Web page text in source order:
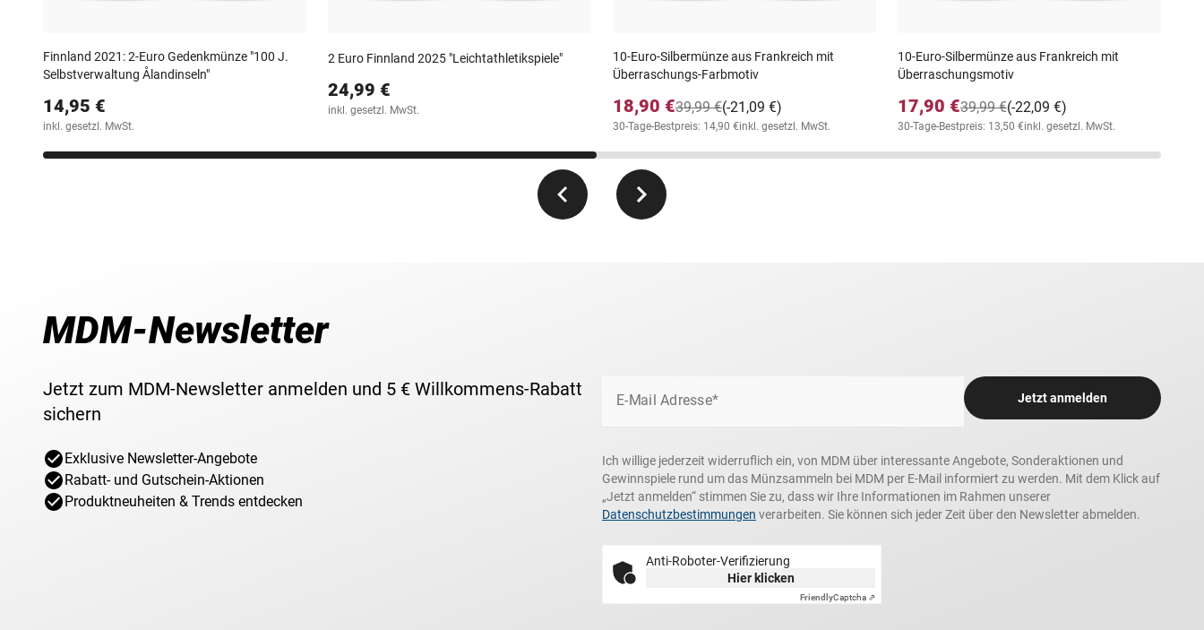
Finnland 2021: 2-Euro Gedenkmünze "100 J.
Selbstverwaltung Ålandinseln"
14,95 €
inkl. gesetzl. MwSt.
2 Euro Finnland 2025 "Leichtathletikspiele"
24,99 €
inkl. gesetzl. MwSt.
10-Euro-Silbermünze aus Frankreich mit
Überraschungs-Farbmotiv
18,90 € (-21,09 €)
39,99 €
30-Tage-Bestpreis: 14,90 €inkl. gesetzl. MwSt.
10-Euro-Silbermünze aus Frankreich mit
Überraschungsmotiv
17,90 € (-22,09 €)
39,99 €
30-Tage-Bestpreis: 13,50 €inkl. gesetzl. MwSt.
MDM-Newsletter
Jetzt zum MDM-Newsletter anmelden und 5 € Willkommens-Rabatt
sichern
Exklusive Newsletter-Angebote
Rabatt- und Gutschein-Aktionen
Produktneuheiten & Trends entdecken
E-Mail Adresse* Jetzt anmelden
Ich willige jederzeit widerruflich ein, von MDM über interessante Angebote, Sonderaktionen und
Gewinnspiele rund um das Münzsammeln bei MDM per E-Mail informiert zu werden. Mit dem Klick auf
„Jetzt anmelden“ stimmen Sie zu, dass wir Ihre Informationen im Rahmen unserer
Datenschutzbestimmungen verarbeiten. Sie können sich jeder Zeit über den Newsletter abmelden.
Anti-Roboter-Verifizierung
Hier klicken
FriendlyCaptcha ⇗